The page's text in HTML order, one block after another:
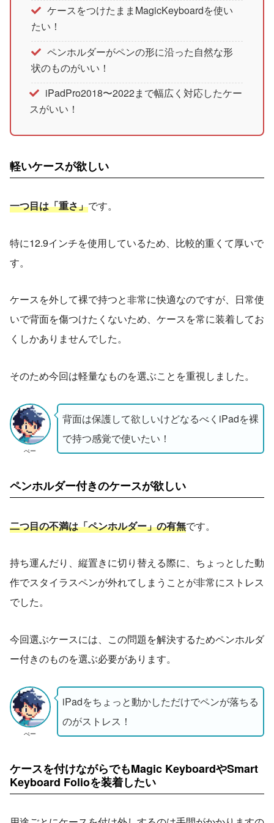
ケースをつけたままMagicKeyboardを使い
たい！
ペンホルダーがペンの形に沿った自然な形
状のものがいい！
iPadPro2018〜2022まで幅広く対応したケー
スがいい！
軽いケースが欲しい
一つ目は「重さ」です。
特に12.9インチを使用しているため、比較的重くて厚いで
す。
ケースを外して裸で持つと非常に快適なのですが、日常使
いで背面を傷つけたくないため、ケースを常に装着してお
くしかありませんでした。
そのため今回は軽量なものを選ぶことを重視しました。
ぺー
背面は保護して欲しいけどなるべくiPadを裸
で持つ感覚で使いたい！
ペンホルダー付きのケースが欲しい
二つ目の不満は「ペンホルダー」の有無です。
持ち運んだり、縦置きに切り替える際に、ちょっとした動
作でスタイラスペンが外れてしまうことが非常にストレス
でした。
今回選ぶケースには、この問題を解決するためペンホルダ
ー付きのものを選ぶ必要があります。
ぺー
iPadをちょっと動かしただけでペンが落ちる
のがストレス！
ケースを付けながらでもMagic KeyboardやSmart
Keyboard Folioを装着したい